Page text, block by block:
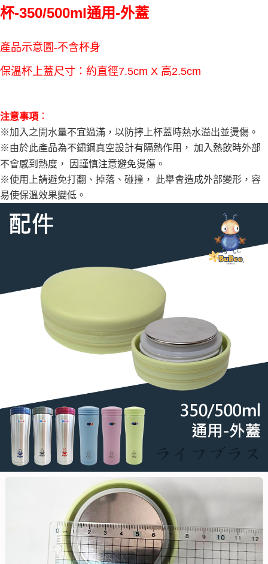
２．便利：只要手機號碼，簡訊認證，即可結帳。
【「AFTEE先享後付」結帳流程】
結帳頁面，進行簡訊認證並確認金額後，即可完成結帳。
２．訂單成立數日內，您將收到繳費通知簡訊。
※ 請注意：結帳手續完成當下不需立刻繳費，但若您需要取消訂單，請聯絡
購買商品的店家。未經商家同意取消之訂單仍視為有效，需透過AFTEE先享
後付繳納相關費用。
※ 交易是否成功請以「AFTEE先享後付 」之結帳頁面顯示為準，若有關於
是否繳費成功／繳費後需取消欲退款等相關疑問，請聯繫「AFTEE先享後付
客戶支援中心」
https://netprotections.freshdesk.com/support/home
【注意事項】
１．透過由恩沛科技股份有限公司提供之「AFTEE先享後付」服務完成之交
權轉讓予恩沛科技股份有限公司。
２．關於個人資料處理事宜，請瀏覽以下網址：
３．未成年的使用者請事先徵得法定代理人或監護人之同意方可使用
「AFTEE先享後付」，若未經同意申辦者引起之損失，本公司不負相關責
４．使用「AFTEE先享後付」時，將依據個別帳號之用戶狀況，依本公司即
時審查核予不同之上限額度；若仍有額度不足之情形，本公司將視審查結果
請求用戶進行身份認證。
５．嚴禁一人註冊多個帳號或使用他人資訊註冊。若發現惡意使用之情形，
恩沛科技股份有限公司將有權停止該用戶之使用額度並採取法律行動。
全家取貨付款三天後到
每筆NT$60，滿NT$490(含以上)免運費
付款後全家取貨
每筆NT$60，滿NT$490(含以上)免運費
7-11取貨付款三天
每筆NT$60，滿NT$490(含以上)免運費
7-11離島取貨付款
每筆NT$100，滿NT$1,000(含以上)免運費
本島宅配1~2天後到
貨到付款
每筆NT$150，滿NT$3,000(含以上)免運費
杯-350/500ml通用-外蓋
產品示意圖-不含杯身
保溫杯上蓋尺寸：約直徑7.5cm X 高2.5cm
注意事項 ：
※加入之開水量不宜過滿，以防擰上杯蓋時熱水溢出並燙傷。
※由於此產品為不鏽鋼真空設計有隔熱作用， 加入熱飲時外部
不會感到熱度， 因謹慎注意避免燙傷。
※使用上請避免打翻、掉落、碰撞， 此舉會造成外部變形，容
易使保溫效果變低。